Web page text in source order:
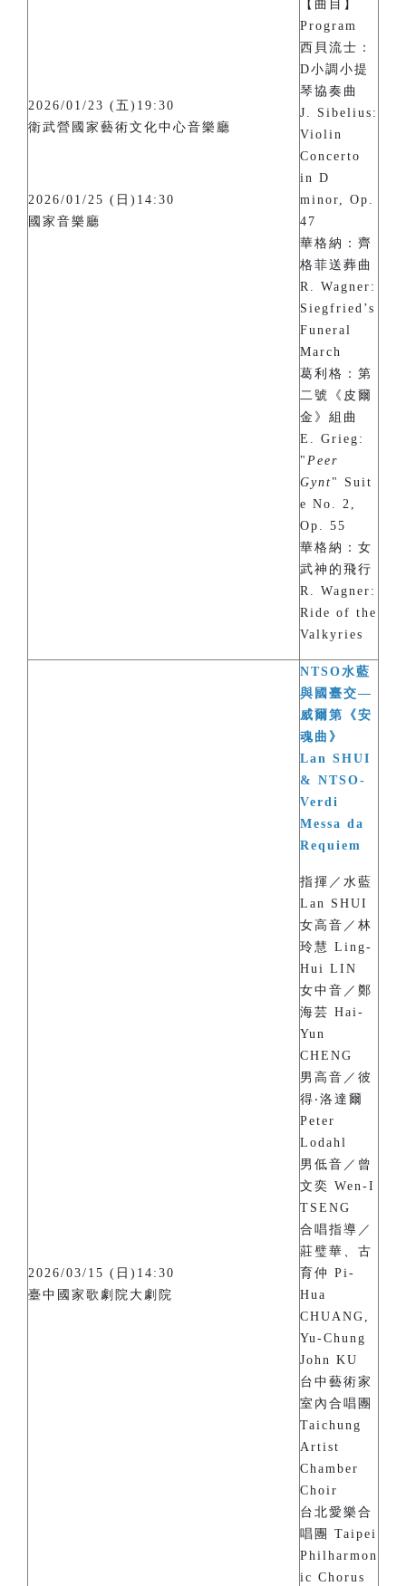
2026/01/23 (五)19:30
衛武營國家藝術文化中心音樂廳
2026/01/25 (日)14:30
國家音樂廳
【曲目】
Program
西貝流士：
D小調小提
琴協奏曲
J. Sibelius:
Violin
Concerto
in D
minor, Op.
47
華格納：齊
格菲送葬曲
R. Wagner:
Siegfried’s
Funeral
March
葛利格：第
二號《皮爾
金》組曲
E. Grieg:
" Peer
Gynt " Suit
e No. 2,
Op. 55
華格納：女
武神的飛行
R. Wagner:
Ride of the
Valkyries
2026/03/15 (日)14:30
臺中國家歌劇院大劇院
NTSO水藍
與國臺交—
威爾第《安
魂曲》
Lan SHUI
& NTSO-
Verdi
Messa da
Requiem
指揮／水藍
Lan SHUI
女高音／林
玲慧 Ling-
Hui LIN
女中音／鄭
海芸 Hai-
Yun
CHENG
男高音／彼
得‧洛達爾
Peter
Lodahl
男低音／曾
文奕 Wen-I
TSENG
合唱指導／
莊璧華、古
育仲 Pi-
Hua
CHUANG,
Yu-Chung
John KU
台中藝術家
室內合唱團
Taichung
Artist
Chamber
Choir
台北愛樂合
唱團 Taipei
Philharmon
ic Chorus